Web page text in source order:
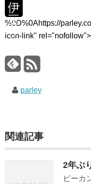
伊
豆
ツ
リ
ン
グ
%0D%0Ahttps://
icon-link" rel="nofollow">
parley
関連記事
2年ぶ
ピーカ